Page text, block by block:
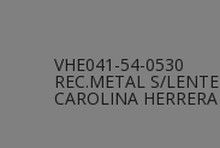
VHE041-54-0530
REC.METAL S/LENTE
CAROLINA HERRERA